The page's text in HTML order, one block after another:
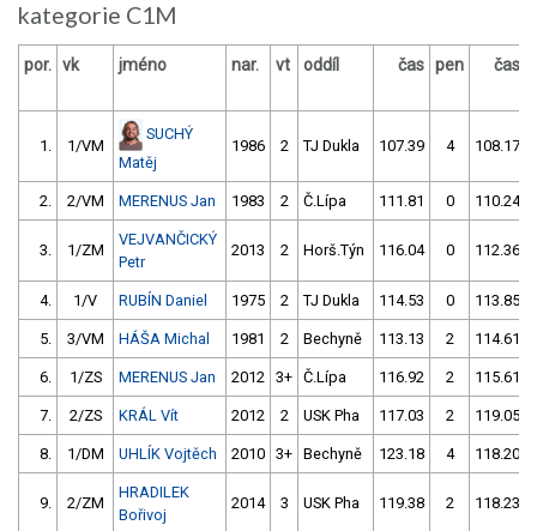
kategorie C1M
por. vk jméno nar. vt oddíl čas pen čas
1. 1/VM
SUCHÝ
Matěj
1986 2 TJ Dukla 107.39 4 108.17
2. 2/VM MERENUS Jan 1983 2 Č.Lípa 111.81 0 110.24
3. 1/ZM
VEJVANČICKÝ
Petr
2013 2 Horš.Týn 116.04 0 112.36
4. 1/V RUBÍN Daniel 1975 2 TJ Dukla 114.53 0 113.85
5. 3/VM HÁŠA Michal 1981 2 Bechyně 113.13 2 114.61
6. 1/ZS MERENUS Jan 2012 3+ Č.Lípa 116.92 2 115.61
7. 2/ZS KRÁL Vít 2012 2 USK Pha 117.03 2 119.05
8. 1/DM UHLÍK Vojtěch 2010 3+ Bechyně 123.18 4 118.20
9. 2/ZM
HRADILEK
Bořivoj
2014 3 USK Pha 119.38 2 118.23